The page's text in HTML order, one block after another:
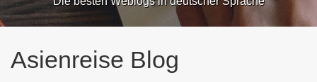
Asienreise Blog